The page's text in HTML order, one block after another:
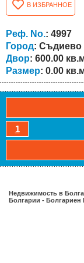
В ИЗБРАННОЕ
Реф. No.: 4997
Город: Съдиево
Двор: 600.00
Размер: 0.00
1
Недвижимость в
Болгарии - Болгариен